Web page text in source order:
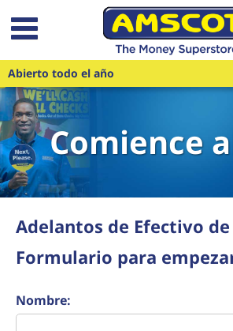
Saltar al contenido principal
Abierto todo el año
Comience
Adelantos de Efectivo
Formulario para
Nombre: